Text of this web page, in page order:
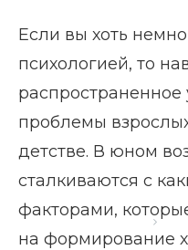
Главная страница
Если вы хоть
психологией, то
распространенное
проблемы
детстве. В юном
сталкиваются с
факторами,
на формирование